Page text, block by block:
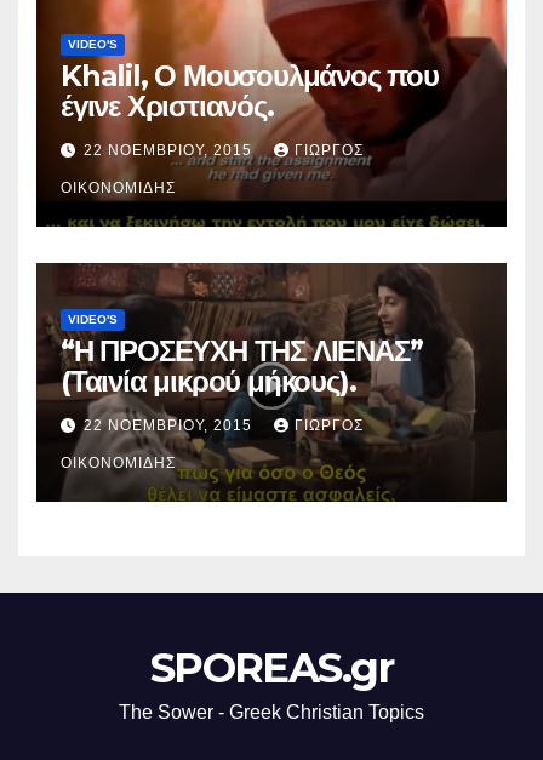
VIDEO'S
Khalil, Ο Μουσουλμάνος που
έγινε Χριστιανός.
22 ΝΟΕΜΒΡΊΟΥ, 2015 ΓΙΏΡΓΟΣ
ΟΙΚΟΝΟΜΊΔΗΣ
VIDEO'S
“Η ΠΡΟΣΕΥΧΗ ΤΗΣ ΛΙΕΝΑΣ”
(Ταινία μικρού μήκους).
22 ΝΟΕΜΒΡΊΟΥ, 2015 ΓΙΏΡΓΟΣ
ΟΙΚΟΝΟΜΊΔΗΣ
SPOREAS.gr
The Sower - Greek Christian Topics